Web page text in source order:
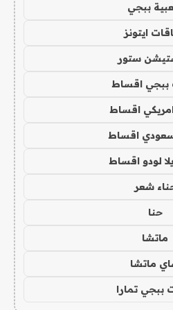
ببجي
ايتونز
ستور
اقساط
امريكي اقساط
سعودي اقساط
لودو اقساط
شعر
حنا
ماتشا
ماتشا
ببجي تمارا